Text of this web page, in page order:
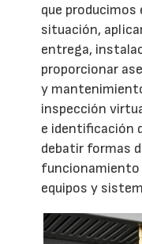
que producimos
situación,
entrega,
proporcionar
y
inspección
e identificación
debatir formas
funcionamiento
equipos y